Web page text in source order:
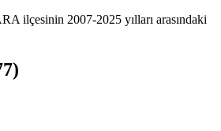
ilçesinin 2007-2025 yılları arasındaki
)